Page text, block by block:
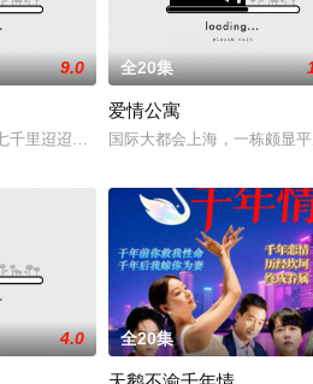
于震 饰）设下胆大包天的计谋，企图以狸
9.0
千里迢迢来到了宠物度假村，谁知道恩人
全20集
爱情公寓
国际大都会上海，一栋颇显
4.0 全20集